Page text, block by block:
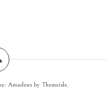
Amadeus by Themeisle.